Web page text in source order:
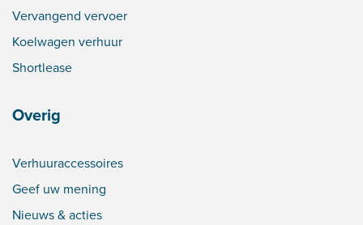
Vervangend vervoer
Koelwagen verhuur
Shortlease
Overig
Verhuuraccessoires
Geef uw mening
Nieuws & acties